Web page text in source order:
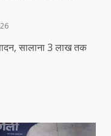
सालाना 3 लाख तक